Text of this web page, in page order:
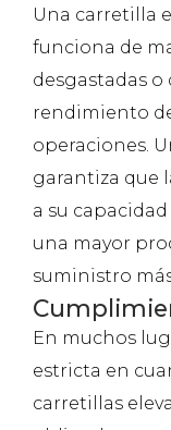
Una carretilla
funciona de
desgastadas o
rendimiento
operaciones.
garantiza que
a su
una mayor
suministro
En muchos
estricta en
carretillas